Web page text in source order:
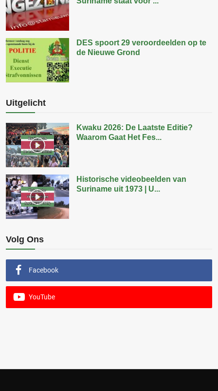
DES spoort 29 veroordeelden op te
de Nieuwe Grond
Uitgelicht
Kwaku 2026: De Laatste Editie?
Waarom Gaat Het Fes...
Historische videobeelden van
Suriname uit 1973 | U...
Volg Ons
Facebook
YouTube